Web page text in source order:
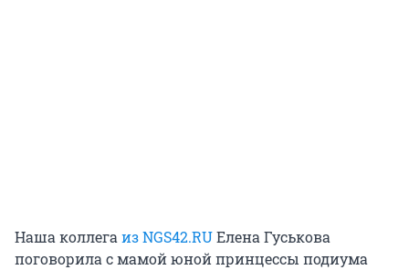
Наша коллегаиз NGS42.RUЕлена Гуськова
поговорила с мамой юной принцессы подиума